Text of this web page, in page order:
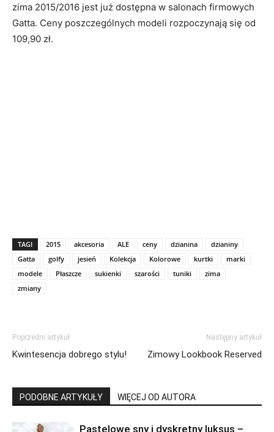
zima 2015/2016 jest już dostępna w salonach firmowych
Gatta. Ceny poszczególnych modeli rozpoczynają się od
109,90 zł.
TAGI 2015 akcesoria ALE ceny dzianina
dzianiny
Gatta
golfy jesień Kolekcja Kolorowe kurtki
marki
modele
Płaszcze sukienki szarości tuniki
zima
zmiany
Poprzedni artykuł
Kwintesencja dobrego stylu!
Następny artykuł
Zimowy Lookbook Reserved
PODOBNE ARTYKUŁY WIĘCEJ OD AUTORA
Pastelowe sny i dyskretny luksus –